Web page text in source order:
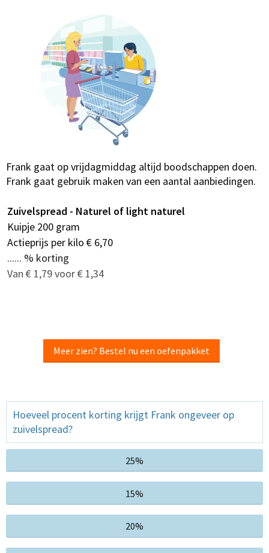
Frank gaat op vrijdagmiddag altijd boodschappen doen.
Frank gaat gebruik maken van een aantal aanbiedingen.
Zuivelspread - Naturel of light naturel
Kuipje 200 gram
Actieprijs per kilo € 6,70
...... % korting
Van € 1,79 voor € 1,34
Meer zien? Bestel nu een oefenpakket
Hoeveel procent korting krijgt Frank ongeveer op
zuivelspread?
25%
15%
20%